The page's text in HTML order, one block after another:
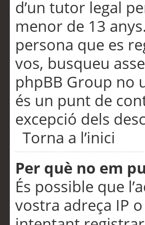
d’un tutor legal
menor de 13
persona que es
vos, busqueu
phpBB Group no
és un punt de
excepció dels
Torna a l’inici
Per què no em
És possible que
vostra adreça IP